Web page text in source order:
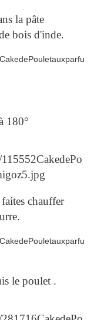
la pâte
bois d'inde.
180°
chauffer
le poulet .